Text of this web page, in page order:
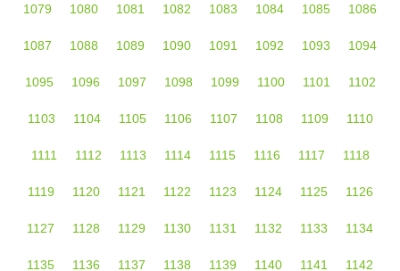
1079 1080 1081 1082 1083 1084 1085 1086
1087 1088 1089 1090 1091 1092 1093 1094
1095 1096 1097 1098 1099 1100 1101 1102
1103 1104 1105 1106 1107 1108 1109 1110
1111 1112 1113 1114 1115 1116 1117 1118
1119 1120 1121 1122 1123 1124 1125 1126
1127 1128 1129 1130 1131 1132 1133 1134
1135 1136 1137 1138 1139 1140 1141 1142